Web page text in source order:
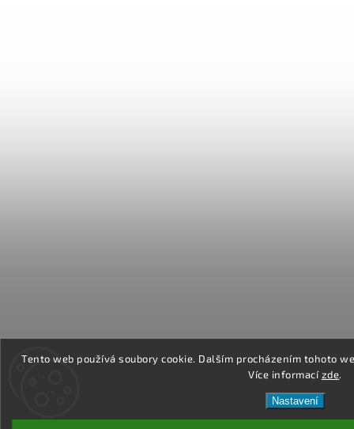
Tento web používá soubory cookie. Dalším procházením tohoto
Více informacízde.
Nastavení